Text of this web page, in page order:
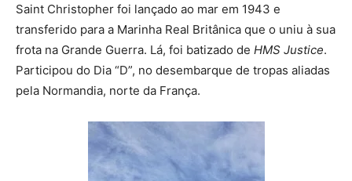
Saint Christopher foi lançado ao mar em 1943 e
transferido para a Marinha Real Britânica que o uniu à sua
frota na Grande Guerra. Lá, foi batizado de HMS Justice.
Participou do Dia “D”, no desembarque de tropas aliadas
pela Normandia, norte da França.